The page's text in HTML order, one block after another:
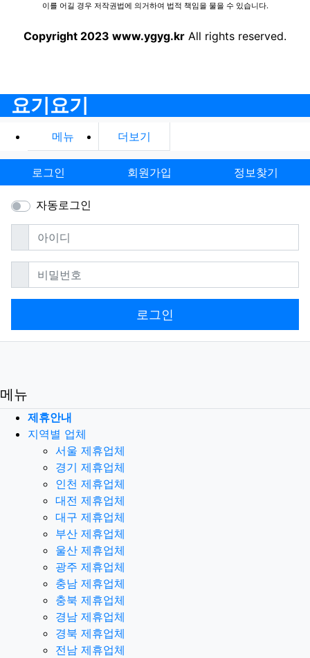
이를 어길 경우 저작권법에 의거하여 법적 책임을 물을 수 있습니다.
Copyright 2023 www.ygyg.kr All rights reserved.
요기요기
메뉴 더보기
로그인 회원가입 정보찾기
자동로그인
아이디필수
비밀번호필수
로그인
메뉴
제휴안내
지역별 업체
서울 제휴업체
경기 제휴업체
인천 제휴업체
대전 제휴업체
대구 제휴업체
부산 제휴업체
울산 제휴업체
광주 제휴업체
충남 제휴업체
충북 제휴업체
경남 제휴업체
경북 제휴업체
전남 제휴업체